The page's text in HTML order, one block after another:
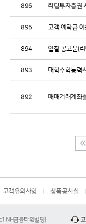
896 리딩투자증권
895 고객 예탁금
894 입찰 공고문(
893 대학수학능력
892 매매거래계좌
고객유의사항 상품공시실
NH금융타워빌딩)